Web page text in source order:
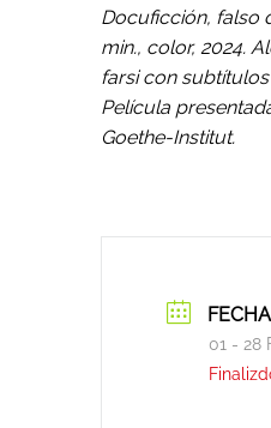
Docuficción, falso
min., color, 2024.
farsi con
Película
Goethe-Institut.
FECHA
01 - 28